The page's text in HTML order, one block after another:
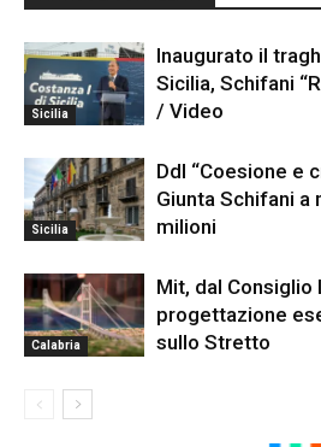
Sicilia
Inaugurato il
Sicilia, Schifani
/ Video
Sicilia
Ddl “Coesione e
Giunta Schifani a
milioni
Calabria
Mit, dal Consiglio
progettazione
sullo Stretto